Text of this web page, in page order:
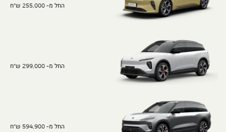
החל מ- 255,000 ש"ח
החל מ- 299,000 ש"ח
החל מ- 594,900 ש"ח